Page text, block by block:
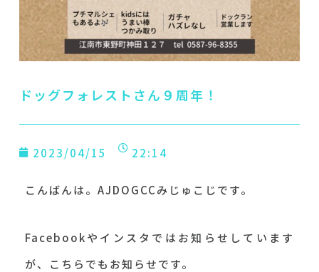
ドッグフォレストさん９周年！
2023/04/15 22:14
こんばんは。AJDOGCCみじゅこじです。
Facebookやインスタではお知らせしています
が、こちらでもお知らせです。